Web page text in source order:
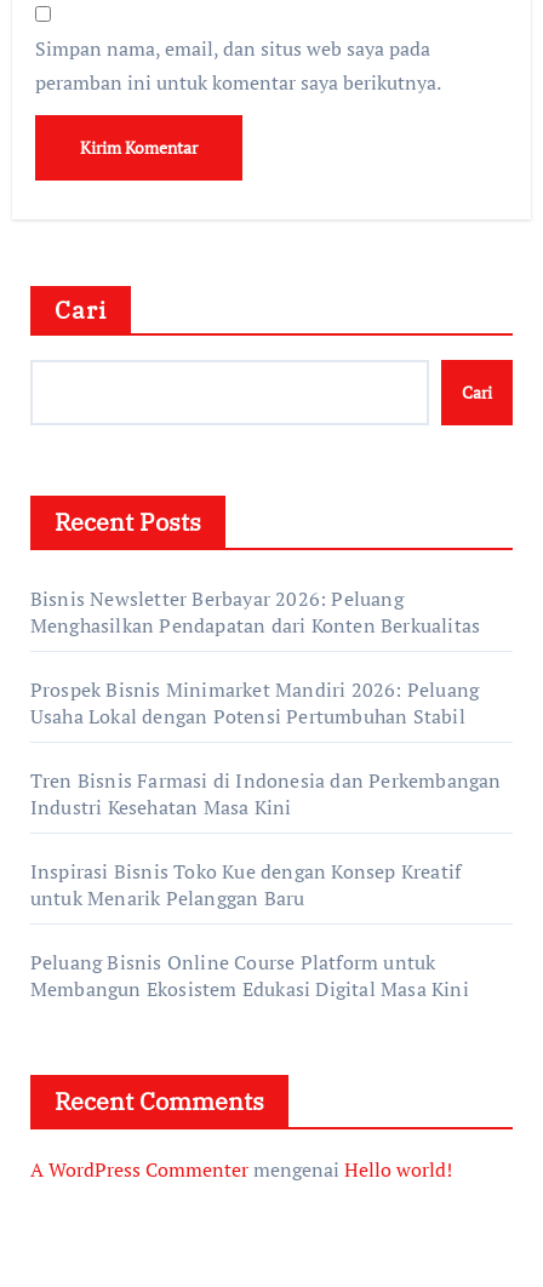
Simpan nama, email, dan situs web saya pada
peramban ini untuk komentar saya berikutnya.
Cari
Cari
Recent Posts
Bisnis Newsletter Berbayar 2026: Peluang
Menghasilkan Pendapatan dari Konten Berkualitas
Prospek Bisnis Minimarket Mandiri 2026: Peluang
Usaha Lokal dengan Potensi Pertumbuhan Stabil
Tren Bisnis Farmasi di Indonesia dan Perkembangan
Industri Kesehatan Masa Kini
Inspirasi Bisnis Toko Kue dengan Konsep Kreatif
untuk Menarik Pelanggan Baru
Peluang Bisnis Online Course Platform untuk
Membangun Ekosistem Edukasi Digital Masa Kini
Recent Comments
A WordPress Commentermengenai Hello world!